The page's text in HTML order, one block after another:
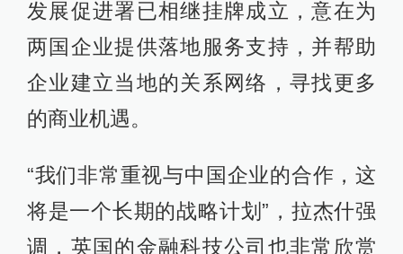
发展促进署已相继挂牌成立，意在为
两国企业提供落地服务支持，并帮助
企业建立当地的关系网络，寻找更多
的商业机遇。
“我们非常重视与中国企业的合作，这
将是一个长期的战略计划”，拉杰什强
调，英国的金融科技公司也非常欣赏